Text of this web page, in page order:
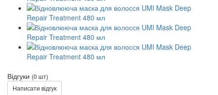
Відгуки (0 шт)
Написати відгук